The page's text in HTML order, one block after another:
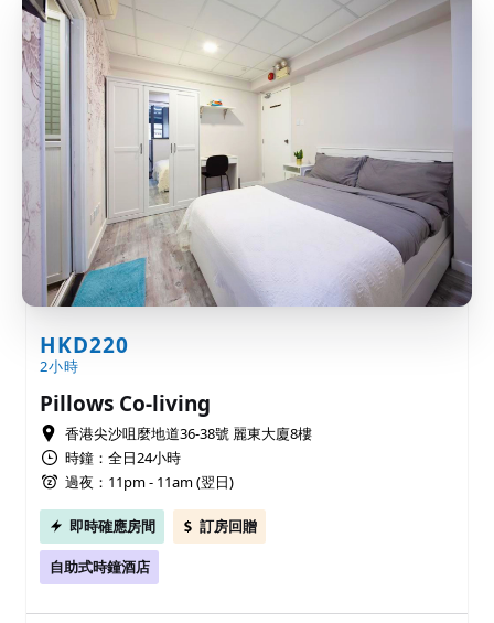
HKD220
2小時
Pillows Co-living
香港尖沙咀麼地道36-38號 麗東大廈8樓
時鐘：全日24小時
過夜：11pm - 11am (翌日)
即時確應房間 訂房回贈
自助式時鐘酒店